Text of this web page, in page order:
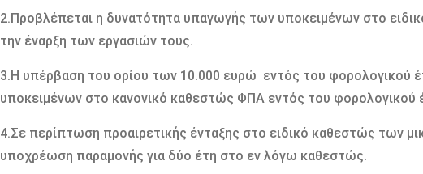
2.Προβλέπεται η δυνατότητα υπαγωγής των υποκειμένων στο
την έναρξη των εργασιών τους.
3.Η υπέρβαση του ορίου των 10.000 ευρώ εντός του φορολογικού
υποκειμένων στο κανονικό καθεστώς ΦΠΑ εντός του φορολογικού
4.Σε περίπτωση προαιρετικής ένταξης στο ειδικό καθεστώς των
υποχρέωση παραμονής για δύο έτη στο εν λόγω καθεστώς.